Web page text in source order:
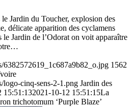
Jardin du Toucher, explosion des
délicate apparition des cyclamens
Jardin de l’Odorat on voit apparaître
6382572619_1c687a9b82_o.jpg 1562
logo-cinq-sens-2-1.png Jardin des
15:51:132021-10-12 15:51:15La
trichotomum ‘Purple Blaze’